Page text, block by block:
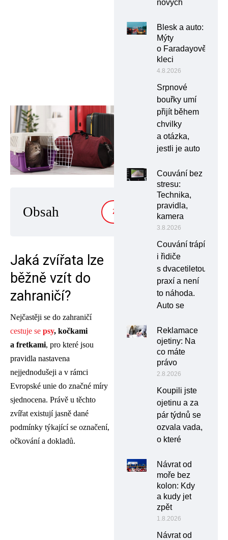
Obsah ZOBRAZIT
Jaká zvířata lze
běžně vzít do
zahraničí?
Nejčastěji se do zahraničí
cestuje se psy, kočkami
a fretkami, pro které jsou
pravidla nastavena
nejjednodušeji a v rámci
Evropské unie do značné míry
sjednocena. Právě u těchto
zvířat existují jasně dané
podmínky týkající se označení,
očkování a dokladů.
nových
Blesk a auto:
Mýty
o Faradayově
kleci
4.8.2026
Srpnové
bouřky umí
přijít během
chvilky
a otázka,
jestli je auto
Couvání bez
stresu:
Technika,
pravidla,
kamera
3.8.2026
Couvání trápí
i řidiče
s dvacetiletou
praxí a není
to náhoda.
Auto se
Reklamace
ojetiny: Na
co máte
právo
2.8.2026
Koupili jste
ojetinu a za
pár týdnů se
ozvala vada,
o které
Návrat od
moře bez
kolon: Kdy
a kudy jet
zpět
1.8.2026
Návrat od